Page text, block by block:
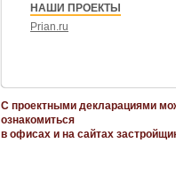
НАШИ ПРОЕКТЫ
Prian.ru
С проектными декларациями
ознакомиться
в офисах и на сайтах